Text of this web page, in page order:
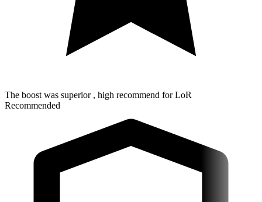
The boost was superior , high recommend for LoR
Recommended